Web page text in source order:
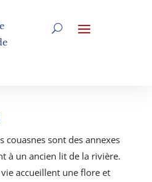
couasnes sont des annexes
à un ancien lit de la rivière.
accueillent une flore et